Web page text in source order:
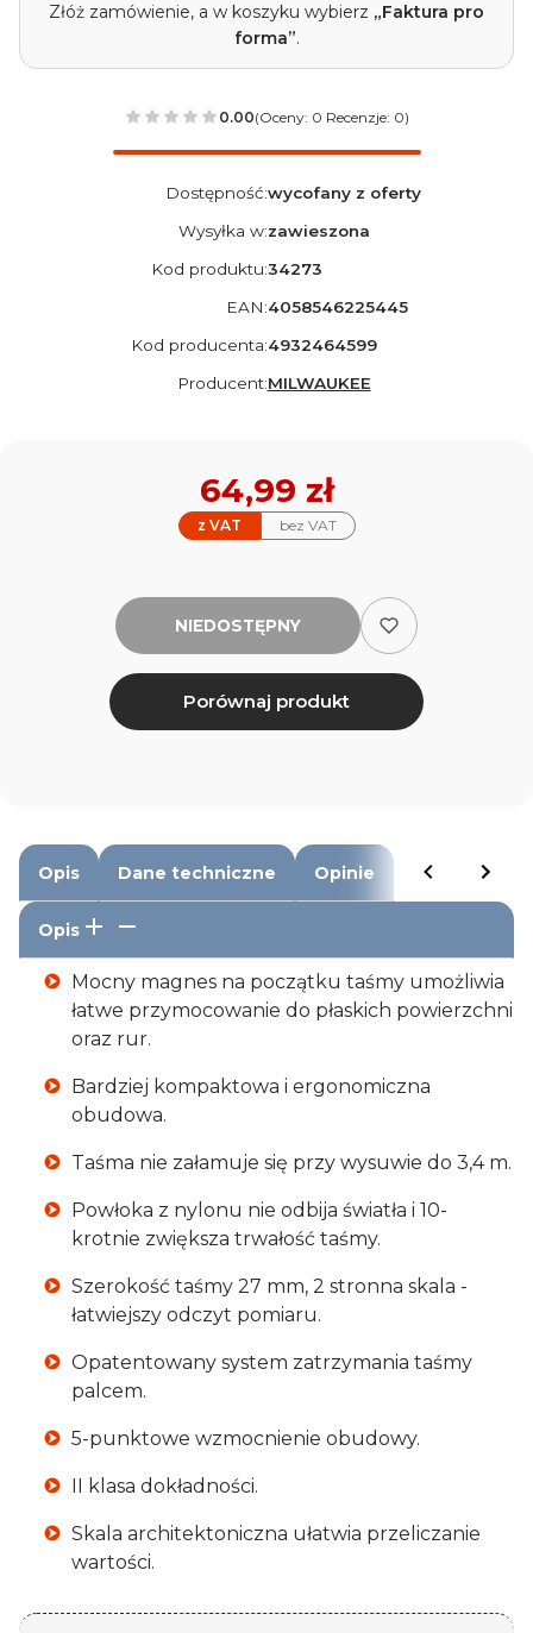
Złóż zamówienie, a w koszyku wybierz „Faktura pro
forma”.
0.00(Oceny: 0 Recenzje: 0)
Dostępność:wycofany z oferty
Wysyłka w:zawieszona
Kod produktu:34273
EAN:4058546225445
Kod producenta:4932464599
Producent:MILWAUKEE
z VAT bez VAT
Cena
64,99 zł
NIEDOSTĘPNY
Porównaj produkt
Opis Dane techniczne Opinie
Opis
Mocny magnes na początku taśmy umożliwia
łatwe przymocowanie do płaskich powierzchni
oraz rur.
Bardziej kompaktowa i ergonomiczna
obudowa.
Taśma nie załamuje się przy wysuwie do 3,4 m.
Powłoka z nylonu nie odbija światła i 10-
krotnie zwiększa trwałość taśmy.
Szerokość taśmy 27 mm, 2 stronna skala -
łatwiejszy odczyt pomiaru.
Opatentowany system zatrzymania taśmy
palcem.
5-punktowe wzmocnienie obudowy.
II klasa dokładności.
Skala architektoniczna ułatwia przeliczanie
wartości.